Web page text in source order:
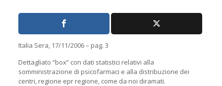
Italia Sera, 17/11/2006 – pag. 3
Dettagliato “box” con dati statistici relativi alla
somministrazione di psicofarmaci e alla distribuzione dei
centri, regione epr regione, come da noi diramati.